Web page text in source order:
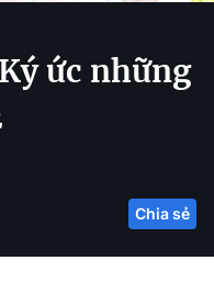
ức những
Chia sẻ